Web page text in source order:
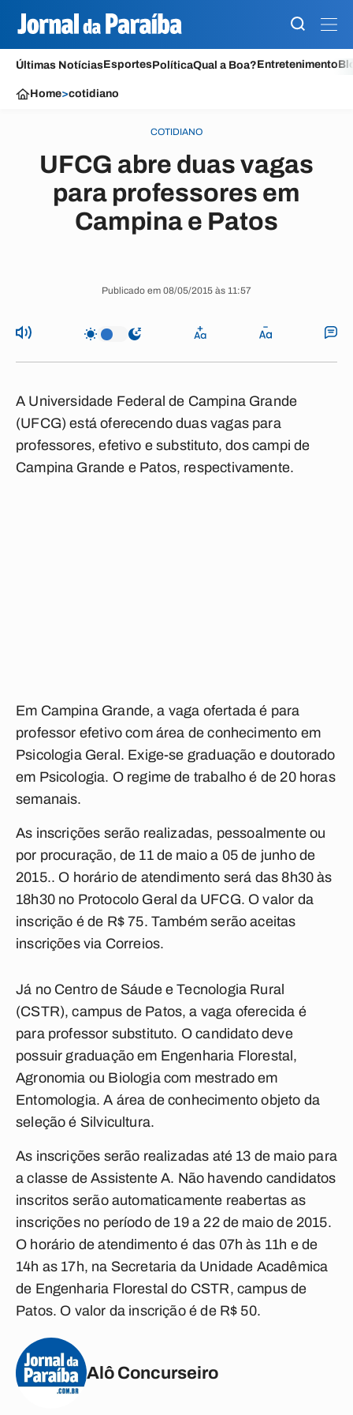
Últimas NotíciasEsportesPolíticaQual a Boa?Entretenimento
Home>cotidiano
COTIDIANO
UFCG abre duas vagas
para professores em
Campina e Patos
Publicado em 08/05/2015 às 11:57
A Universidade Federal de Campina Grande
(UFCG) está oferecendo duas vagas para
professores, efetivo e substituto, dos campi de
Campina Grande e Patos, respectivamente.
Em Campina Grande, a vaga ofertada é para
professor efetivo com área de conhecimento em
Psicologia Geral. Exige-se graduação e doutorado
em Psicologia. O regime de trabalho é de 20 horas
semanais.
As inscrições serão realizadas, pessoalmente ou
por procuração, de 11 de maio a 05 de junho de
2015.. O horário de atendimento será das 8h30 às
18h30 no Protocolo Geral da UFCG. O valor da
inscrição é de R$ 75. Também serão aceitas
inscrições via Correios.
Já no Centro de Sáude e Tecnologia Rural
(CSTR), campus de Patos, a vaga oferecida é
para professor substituto. O candidato deve
possuir graduação em Engenharia Florestal,
Agronomia ou Biologia com mestrado em
Entomologia. A área de conhecimento objeto da
seleção é Silvicultura.
As inscrições serão realizadas até 13 de maio para
a classe de Assistente A. Não havendo candidatos
inscritos serão automaticamente reabertas as
inscrições no período de 19 a 22 de maio de 2015.
O horário de atendimento é das 07h às 11h e de
14h as 17h, na Secretaria da Unidade Acadêmica
de Engenharia Florestal do CSTR, campus de
Patos. O valor da inscrição é de R$ 50.
Alô Concurseiro